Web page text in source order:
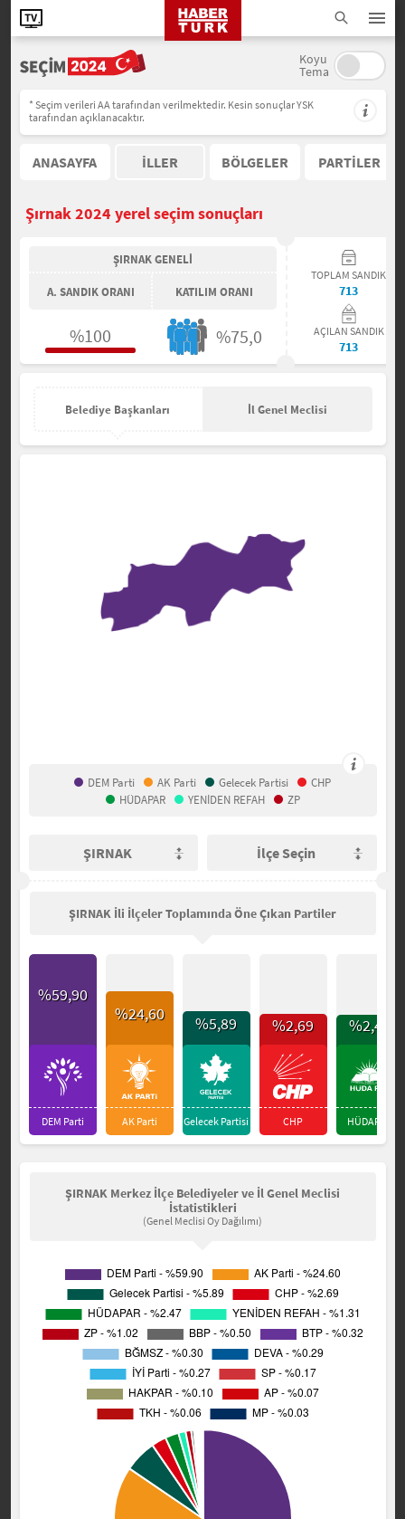
Koyu
Tema
* Seçim verileri AA tarafından verilmektedir. Kesin sonuçlar YSK
tarafından açıklanacaktır.
ANASAYFA İLLER BÖLGELER PARTİLER
Şırnak 2024 yerel seçim sonuçları
ŞIRNAK GENELİ
A. SANDIK ORANI KATILIM ORANI
%100 %75,0
TOPLAM SANDIK
713
AÇILAN SANDIK
713
Belediye Başkanları İl Genel Meclisi
DEM Parti AK Parti Gelecek Partisi
CHP
HÜDAPAR
YENİDEN REFAH ZP
ŞIRNAK İlçe Seçin
ŞIRNAK İli İlçeler Toplamında Öne Çıkan Partiler
%59,90
DEM Parti
%24,60
AK Parti
%5,89
Gelecek Partisi
%2,69
CHP
%2,47
HÜDAPAR
ŞIRNAK Merkez İlçe Belediyeler ve İl Genel Meclisi
İstatistikleri
(Genel Meclisi Oy Dağılımı)